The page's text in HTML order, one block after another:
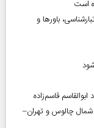
است
باور‌ها و
قاسم‌زاده
چالوس و تهران–